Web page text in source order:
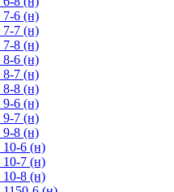
6 (н)
7 (н)
8 (н)
6 (н)
7 (н)
8 (н)
6 (н)
7 (н)
8 (н)
6 (н)
7 (н)
8 (н)